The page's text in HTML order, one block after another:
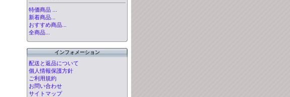
特価商品 ...
新着商品...
おすすめ商品...
全商品...
インフォメーション
配送と返品について
個人情報保護方針
ご利用規約
お問い合わせ
サイトマップ